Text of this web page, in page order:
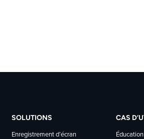
SOLUTIONS
Enregistrement d’écran
CAS